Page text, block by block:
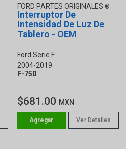
FORD PARTES ORIGINALES
Interruptor De
Intensidad De Luz De
Tablero - OEM
Ford Serie F
2004-2019
F-750
$681.00 MXN
Ver Detalles